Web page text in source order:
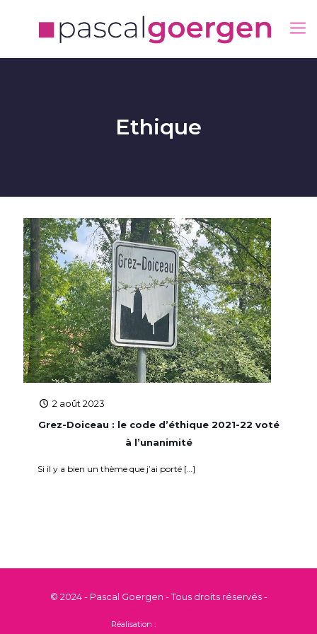
Ethique
2 août 2023
Grez-Doiceau : le code d’éthique 2021-22 voté
à l’unanimité
Si il y a bien un thème que j’ai porté […]
© 2024 - Pascal Goergen - Tous droits réservés -
Réalisation :